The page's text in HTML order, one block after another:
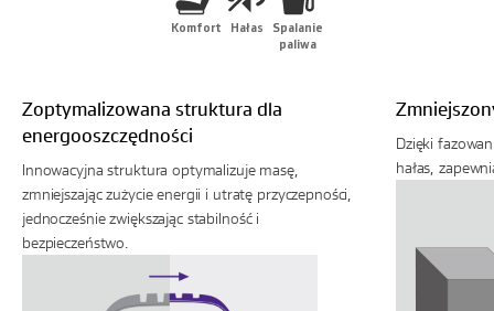
Komfort Hałas
Spalanie
paliwa
Zoptymalizowana struktura dla
energooszczędności
Innowacyjna struktura optymalizuje masę,
zmniejszając zużycie energii i utratę przyczepności,
jednocześnie zwiększając stabilność i
bezpieczeństwo.
Dzięki
hałas,